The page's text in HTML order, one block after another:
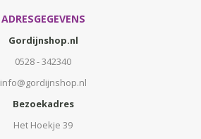
ADRESGEGEVENS
Gordijnshop.nl
0528 - 342340
info@gordijnshop.nl
Bezoekadres
Het Hoekje 39